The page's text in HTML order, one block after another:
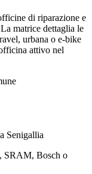
di riparazione e
matrice dettaglia le
urbana o e-bike
attivo nel
Senigallia
SRAM, Bosch o